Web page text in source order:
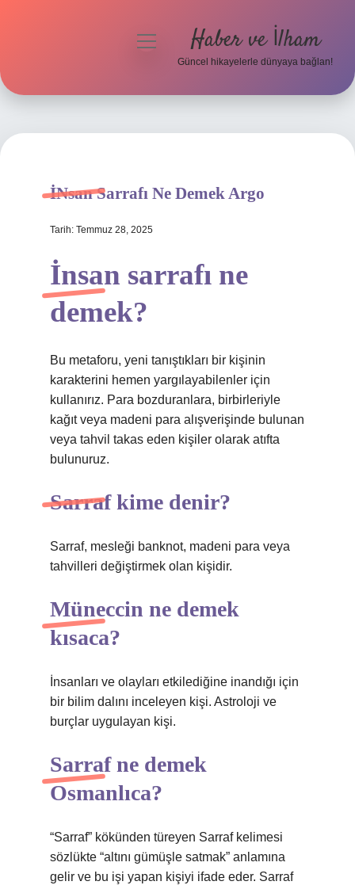
Hakkımızda
menüyü
Haber ve İlham
Güncel hikayelerle dünyaya bağlan!
İNsan Sarrafı Ne Demek Argo
Tarih: Temmuz 28, 2025
İnsan sarrafı ne
demek?
Bu metaforu, yeni tanıştıkları bir kişinin
karakterini hemen yargılayabilenler için
kullanırız. Para bozduranlara, birbirleriyle
kağıt veya madeni para alışverişinde bulunan
veya tahvil takas eden kişiler olarak atıfta
bulunuruz.
Sarraf kime denir?
Sarraf, mesleği banknot, madeni para veya
tahvilleri değiştirmek olan kişidir.
Müneccin ne demek
kısaca?
İnsanları ve olayları etkilediğine inandığı için
bir bilim dalını inceleyen kişi. Astroloji ve
burçlar uygulayan kişi.
Sarraf ne demek
Osmanlıca?
“Sarraf” kökünden türeyen Sarraf kelimesi
sözlükte “altını gümüşle satmak” anlamına
gelir ve bu işi yapan kişiyi ifade eder. Sarraf